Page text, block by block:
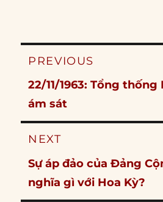
Post
PREVIOUS
Previous
post:
22/11/1963: Tổng thống
ám sát
NEXT
Next
post:
Sự áp đảo của Đảng
nghĩa gì với Hoa Kỳ?